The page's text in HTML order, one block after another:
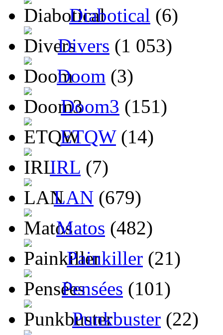
Diabotical (6)
Divers (1 053)
Doom (3)
Doom3 (151)
ETQW(14)
IRL (7)
LAN (679)
Matos (482)
Painkiller (21)
Pensées (101)
Punkbuster (22)